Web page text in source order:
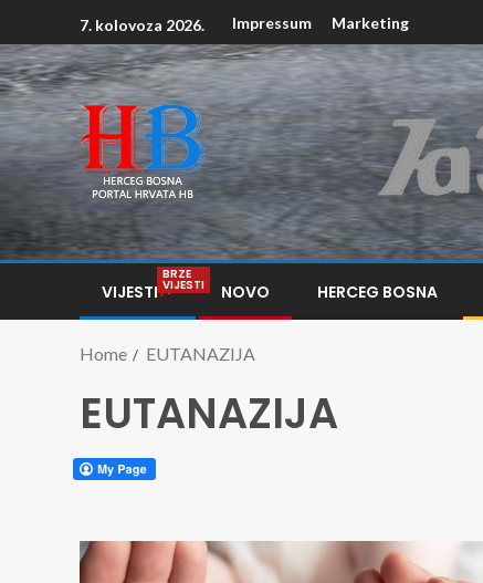
7. kolovoza 2026. Impressum Marketing
VIJESTI
BRZE
VIJESTI NOVO HERCEG BOSNA
Home EUTANAZIJA
EUTANAZIJA